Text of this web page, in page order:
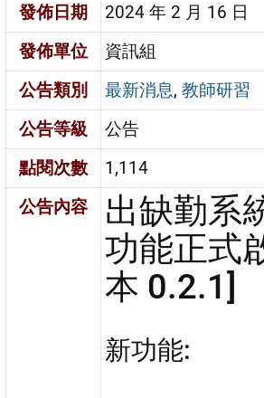
發佈日期
2024 年 2 月 16 日
發佈單位
資訊組
公告類別
最新消息,教師研習
公告等級
公告
點閱次數
1,114
公告內容
出缺勤系
功能正式
本 0.2.1]
新功能: